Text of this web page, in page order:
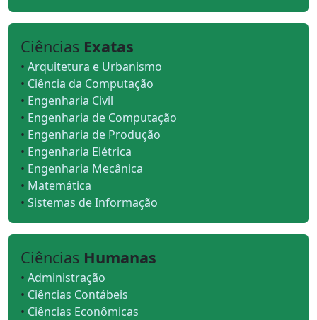
Ciências Exatas
• Arquitetura e Urbanismo
• Ciência da Computação
• Engenharia Civil
• Engenharia de Computação
• Engenharia de Produção
• Engenharia Elétrica
• Engenharia Mecânica
• Matemática
• Sistemas de Informação
Ciências Humanas
• Administração
• Ciências Contábeis
• Ciências Econômicas